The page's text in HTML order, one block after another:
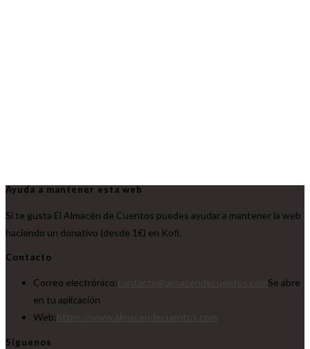
Ayuda a mantener esta web
Si te gusta El Almacén de Cuentos puedes ayudar a mantener la web
haciendo un donativo (desde 1€) en Kofi.
Contacto
Correo electrónico:
Se abre
en tu aplicación
Web:
Síguenos